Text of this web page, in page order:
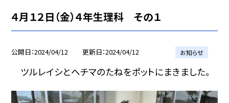
４月１２日（金）４年生理科 その１
公開日 2024/04/12 更新日 2024/04/12 お知らせ
ツルレイシとヘチマのたねをポットにまきました。